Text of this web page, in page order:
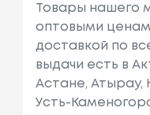
Товары нашего
оптовыми
доставкой по
выдачи есть в
Астане, Атырау,
Усть-